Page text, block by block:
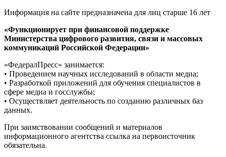
Информация на сайте предназначена для лиц старше 16 лет
«Функционирует при финансовой поддержке
Министерства цифрового развития, связи и массовых
коммуникаций Российской Федерации»
«ФедералПресс» занимается:
• Проведением научных исследований в области медиа;
• Разработкой приложений для обучения специалистов в
сфере медиа и госслужбы;
• Осуществляет деятельность по созданию различных баз
данных.
При заимствовании сообщений и материалов
информационного агентства ссылка на первоисточник
обязательна.